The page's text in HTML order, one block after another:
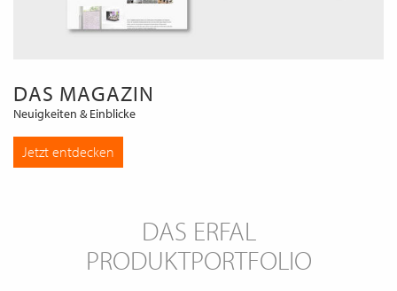
DAS MAGAZIN
Neuigkeiten & Einblicke
Jetzt entdecken
DAS ERFAL
PRODUKTPORTFOLIO